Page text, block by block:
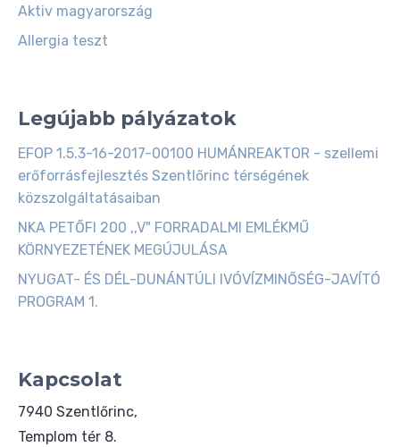
Aktiv magyarország
Allergia teszt
Legújabb pályázatok
EFOP 1.5.3-16-2017-00100 HUMÁNREAKTOR - szellemi
erőforrásfejlesztés Szentlőrinc térségének
közszolgáltatásaiban
NKA PETŐFI 200 ,,V" FORRADALMI EMLÉKMŰ
KÖRNYEZETÉNEK MEGÚJULÁSA
NYUGAT- ÉS DÉL-DUNÁNTÚLI IVÓVÍZMINŐSÉG-JAVÍTÓ
PROGRAM 1.
Kapcsolat
7940 Szentlőrinc,
Templom tér 8.